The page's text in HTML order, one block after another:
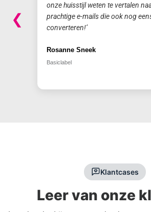
❮
onze huisstijl weten te vertalen
prachtige e-mails die ook nog
converteren!’
Rosanne Sneek
Basiclabel
Klantcases
Leer van onze